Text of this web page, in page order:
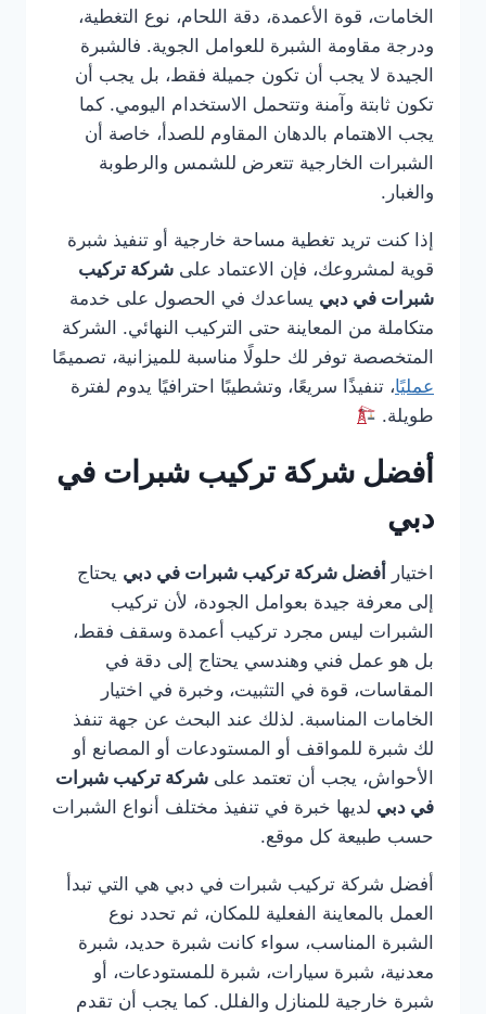
الخامات، قوة الأعمدة، دقة اللحام، نوع التغطية،
ودرجة مقاومة الشبرة للعوامل الجوية. فالشبرة
الجيدة لا يجب أن تكون جميلة فقط، بل يجب أن
تكون ثابتة وآمنة وتتحمل الاستخدام اليومي. كما
يجب الاهتمام بالدهان المقاوم للصدأ، خاصة أن
الشبرات الخارجية تتعرض للشمس والرطوبة
والغبار.
إذا كنت تريد تغطية مساحة خارجية أو تنفيذ شبرة
قوية لمشروعك، فإن الاعتماد على شركة تركيب
شبرات في دبي يساعدك في الحصول على خدمة
متكاملة من المعاينة حتى التركيب النهائي. الشركة
المتخصصة توفر لك حلولًا مناسبة للميزانية، تصميمًا
عمليًا، تنفيذًا سريعًا، وتشطيبًا احترافيًا يدوم لفترة
طويلة.
أفضل شركة تركيب شبرات في
دبي
اختيار أفضل شركة تركيب شبرات في دبي يحتاج
إلى معرفة جيدة بعوامل الجودة، لأن تركيب
الشبرات ليس مجرد تركيب أعمدة وسقف فقط،
بل هو عمل فني وهندسي يحتاج إلى دقة في
المقاسات، قوة في التثبيت، وخبرة في اختيار
الخامات المناسبة. لذلك عند البحث عن جهة تنفذ
لك شبرة للمواقف أو المستودعات أو المصانع أو
الأحواش، يجب أن تعتمد على شركة تركيب شبرات
في دبي لديها خبرة في تنفيذ مختلف أنواع الشبرات
حسب طبيعة كل موقع.
أفضل شركة تركيب شبرات في دبي هي التي تبدأ
العمل بالمعاينة الفعلية للمكان، ثم تحدد نوع
الشبرة المناسب، سواء كانت شبرة حديد، شبرة
معدنية، شبرة سيارات، شبرة للمستودعات، أو
شبرة خارجية للمنازل والفلل. كما يجب أن تقدم